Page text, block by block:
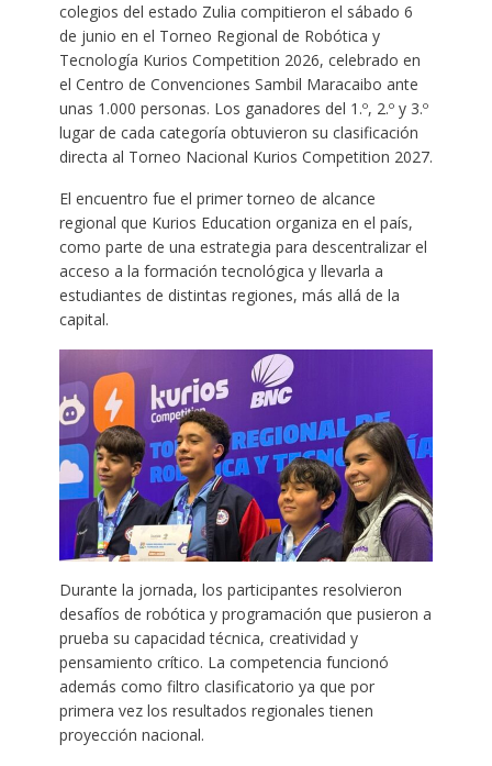
colegios del estado Zulia compitieron el sábado 6
de junio en el Torneo Regional de Robótica y
Tecnología Kurios Competition 2026, celebrado en
el Centro de Convenciones Sambil Maracaibo ante
unas 1.000 personas. Los ganadores del 1.º, 2.º y 3.º
lugar de cada categoría obtuvieron su clasificación
directa al Torneo Nacional Kurios Competition 2027.
El encuentro fue el primer torneo de alcance
regional que Kurios Education organiza en el país,
como parte de una estrategia para descentralizar el
acceso a la formación tecnológica y llevarla a
estudiantes de distintas regiones, más allá de la
capital.
Durante la jornada, los participantes resolvieron
desafíos de robótica y programación que pusieron a
prueba su capacidad técnica, creatividad y
pensamiento crítico. La competencia funcionó
además como filtro clasificatorio ya que por
primera vez los resultados regionales tienen
proyección nacional.